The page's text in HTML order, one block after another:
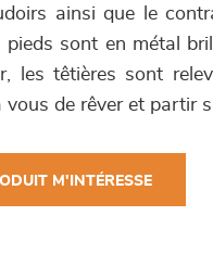
ainsi que le
pieds sont en métal
les têtières sont
vous de rêver et partir
M'INTÉRESSE